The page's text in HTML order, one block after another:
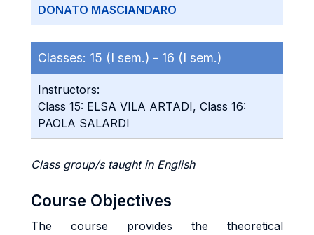
DONATO MASCIANDARO
Classes: 15 (I sem.) - 16 (I sem.)
Instructors:
Class 15: ELSA VILA ARTADI, Class 16:
PAOLA SALARDI
Class group/s taught in English
Course Objectives
The course provides the theoretical